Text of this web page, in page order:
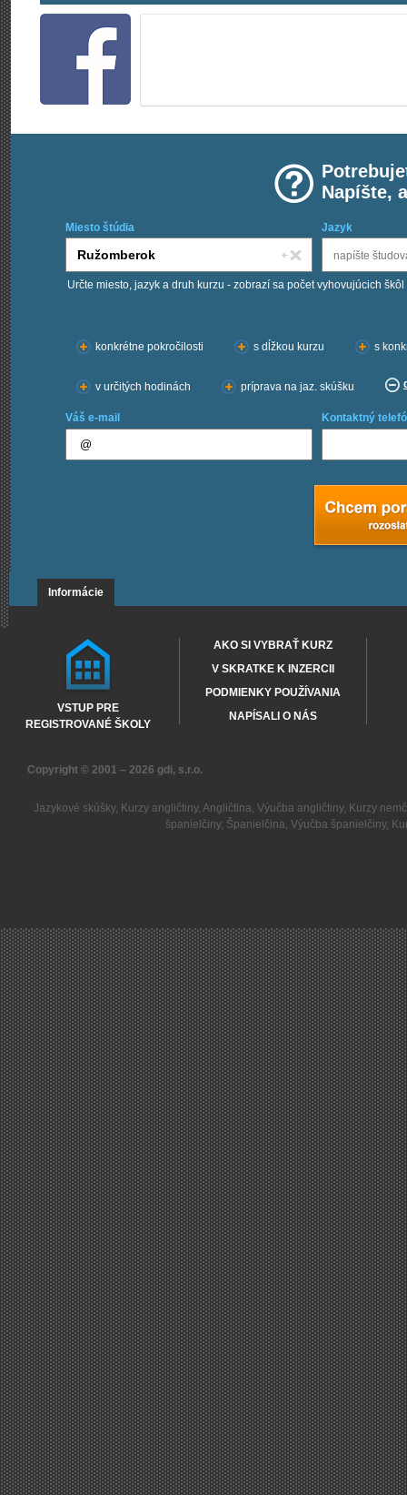
Napíšte,
Miesto štúdia Jazyk
Určte miesto, jazyk a druh kurzu - zobrazí sa počet vyhovujúcich škôl
konkrétne pokročilosti
s dĺžkou kurzu s
v určitých hodinách príprava na jaz. skúšku
Váš e-mail Kontaktný
Informácie
VSTUP PRE
REGISTROVANÉ ŠKOLY
AKO SI VYBRAŤ KURZ
V SKRATKE K INZERCII
PODMIENKY POUŽÍVANIA
NAPÍSALI O NÁS
Copyright © 2001 – 2026 gdi, s.r.o.
Jazykové skúšky, Kurzy angličtiny, Angličtina, Výučba angličtiny, Kurzy
španielčiny, Španielčina, Výučba španielčiny,